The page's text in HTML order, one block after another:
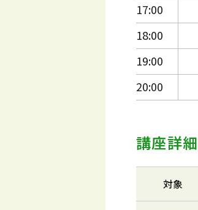
17:00
18:00
19:00
20:00
講座詳
対象